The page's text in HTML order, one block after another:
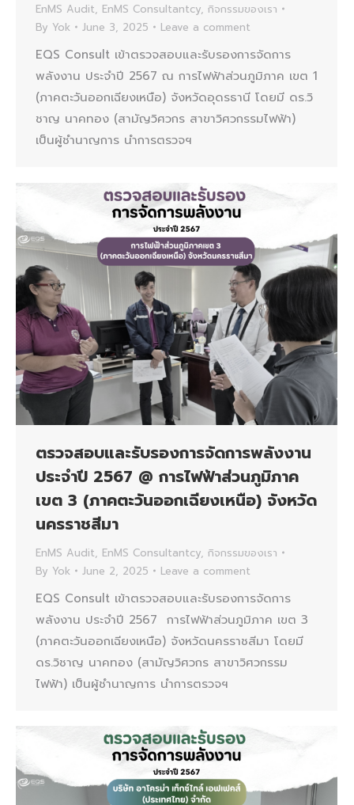
EnMS Audit, EnMS Consultantcy, กิจกรรมของเรา
By Yok June 3, 2025 Leave a comment
EQS Consult เข้าตรวจสอบและรับรองการจัดการ
พลังงาน ประจำปี 2567 ณ การไฟฟ้าส่วนภูมิภาค เขต 1
(ภาคตะวันออกเฉียงเหนือ) จังหวัดอุดรธานี โดยมี ดร.วิ
ชาญ นาคทอง (สามัญวิศวกร สาขาวิศวกรรมไฟฟ้า)
เป็นผู้ชำนาญการ นำการตรวจฯ
ตรวจสอบและรับรองการจัดการพลังงาน
ประจำปี 2567 @ การไฟฟ้าส่วนภูมิภาค
เขต 3 (ภาคตะวันออกเฉียงเหนือ) จังหวัด
นครราชสีมา
EnMS Audit, EnMS Consultantcy, กิจกรรมของเรา
By Yok June 2, 2025 Leave a comment
EQS Consult เข้าตรวจสอบและรับรองการจัดการ
พลังงาน ประจำปี 2567 การไฟฟ้าส่วนภูมิภาค เขต 3
(ภาคตะวันออกเฉียงเหนือ) จังหวัดนครราชสีมา โดยมี
ดร.วิชาญ นาคทอง (สามัญวิศวกร สาขาวิศวกรรม
ไฟฟ้า) เป็นผู้ชำนาญการ นำการตรวจฯ